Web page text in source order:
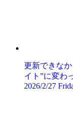
更新できな
イト”に変わ
2026/2/27